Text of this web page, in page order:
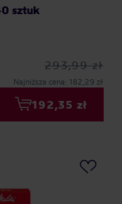
sztuk
293,99 zł
Najniższa cena: 182,29 zł
192,35 zł